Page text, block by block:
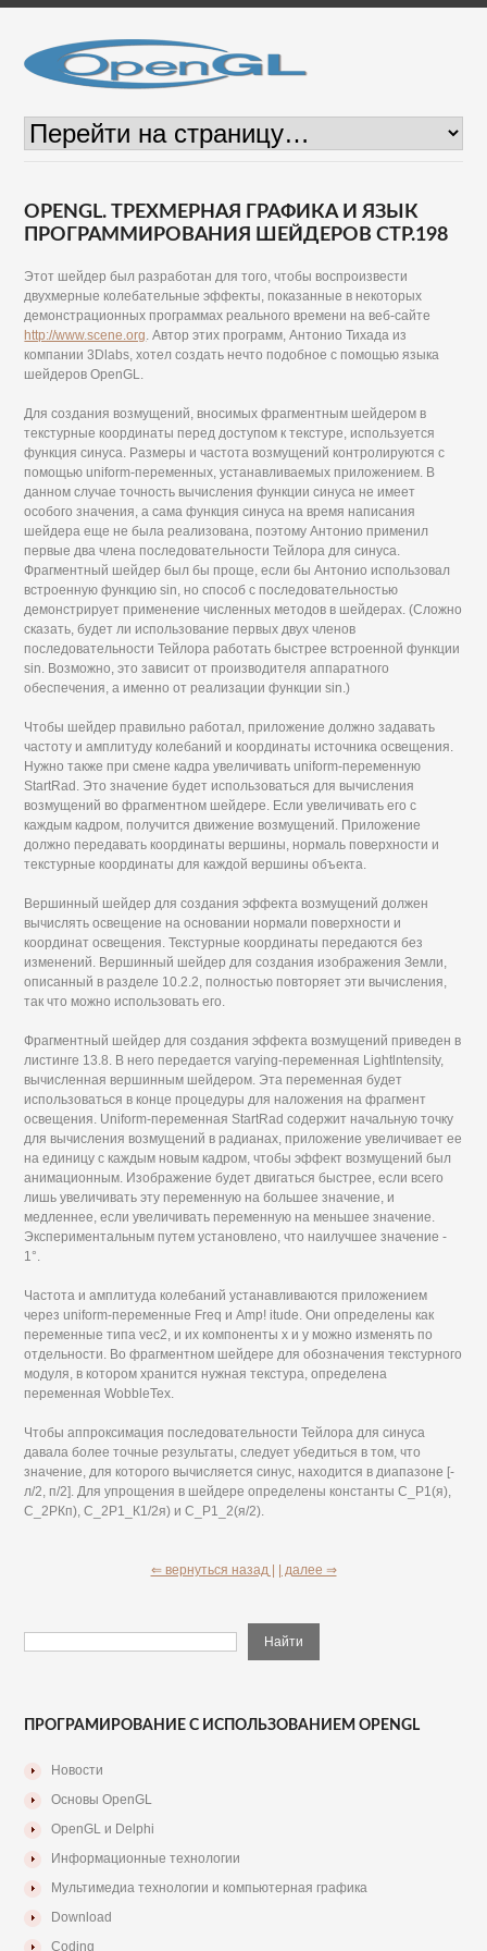
OPENGL. ТРЕХМЕРНАЯ ГРАФИКА И ЯЗЫК
ПРОГРАММИРОВАНИЯ ШЕЙДЕРОВ СТР.198
Этот шейдер был разработан для того, чтобы воспроизвести
двухмерные колебательные эффекты, показанные в некоторых
демонстрационных программах реального времени на веб-сайте
http://www.scene.org. Автор этих программ, Антонио Тихада из
компании 3Dlabs, хотел создать нечто подобное с помощью языка
шейдеров OpenGL.
Для создания возмущений, вносимых фрагментным шейдером в
текстурные координаты перед доступом к текстуре, используется
функция синуса. Размеры и частота возмущений контролируются с
помощью uniform-переменных, устанавливаемых приложением. В
данном случае точность вычисления функции синуса не имеет
особого значения, а сама функция синуса на время написания
шейдера еще не была реализована, поэтому Антонио применил
первые два члена последовательности Тейлора для синуса.
Фрагментный шейдер был бы проще, если бы Антонио использовал
встроенную функцию sin, но способ с последовательностью
демонстрирует применение численных методов в шейдерах. (Сложно
сказать, будет ли использование первых двух членов
последовательности Тейлора работать быстрее встроенной функции
sin. Возможно, это зависит от производителя аппаратного
обеспечения, а именно от реализации функции sin.)
Чтобы шейдер правильно работал, приложение должно задавать
частоту и амплитуду колебаний и координаты источника освещения.
Нужно также при смене кадра увеличивать uniform-переменную
StartRad. Это значение будет использоваться для вычисления
возмущений во фрагментном шейдере. Если увеличивать его с
каждым кадром, получится движение возмущений. Приложение
должно передавать координаты вершины, нормаль поверхности и
текстурные координаты для каждой вершины объекта.
Вершинный шейдер для создания эффекта возмущений должен
вычислять освещение на основании нормали поверхности и
координат освещения. Текстурные координаты передаются без
изменений. Вершинный шейдер для создания изображения Земли,
описанный в разделе 10.2.2, полностью повторяет эти вычисления,
так что можно использовать его.
Фрагментный шейдер для создания эффекта возмущений приведен в
листинге 13.8. В него передается varying-переменная Lightlntensity,
вычисленная вершинным шейдером. Эта переменная будет
использоваться в конце процедуры для наложения на фрагмент
освещения. Uniform-переменная StartRad содержит начальную точку
для вычисления возмущений в радианах, приложение увеличивает ее
на единицу с каждым новым кадром, чтобы эффект возмущений был
анимационным. Изображение будет двигаться быстрее, если всего
лишь увеличивать эту переменную на большее значение, и
медленнее, если увеличивать переменную на меньшее значение.
Экспериментальным путем установлено, что наилучшее значение -
1°.
Частота и амплитуда колебаний устанавливаются приложением
через uniform-переменные Freq и Amp! itude. Они определены как
переменные типа vec2, и их компоненты х и у можно изменять по
отдельности. Во фрагментном шейдере для обозначения текстурного
модуля, в котором хранится нужная текстура, определена
переменная WobbleTex.
Чтобы аппроксимация последовательности Тейлора для синуса
давала более точные результаты, следует убедиться в том, что
значение, для которого вычисляется синус, находится в диапазоне [-
л/2, п/2]. Для упрощения в шейдере определены константы С_Р1(я),
С_2РКп), С_2Р1_К1/2я) и С_Р1_2(я/2).
⇐ вернуться назад | | далее ⇒
ПРОГРАМИРОВАНИЕ С ИСПОЛЬЗОВАНИЕМ OPENGL
Новости
Основы OpenGL
OpenGL и Delphi
Информационные технологии
Мультимедиа технологии и компьютерная графика
Download
Coding